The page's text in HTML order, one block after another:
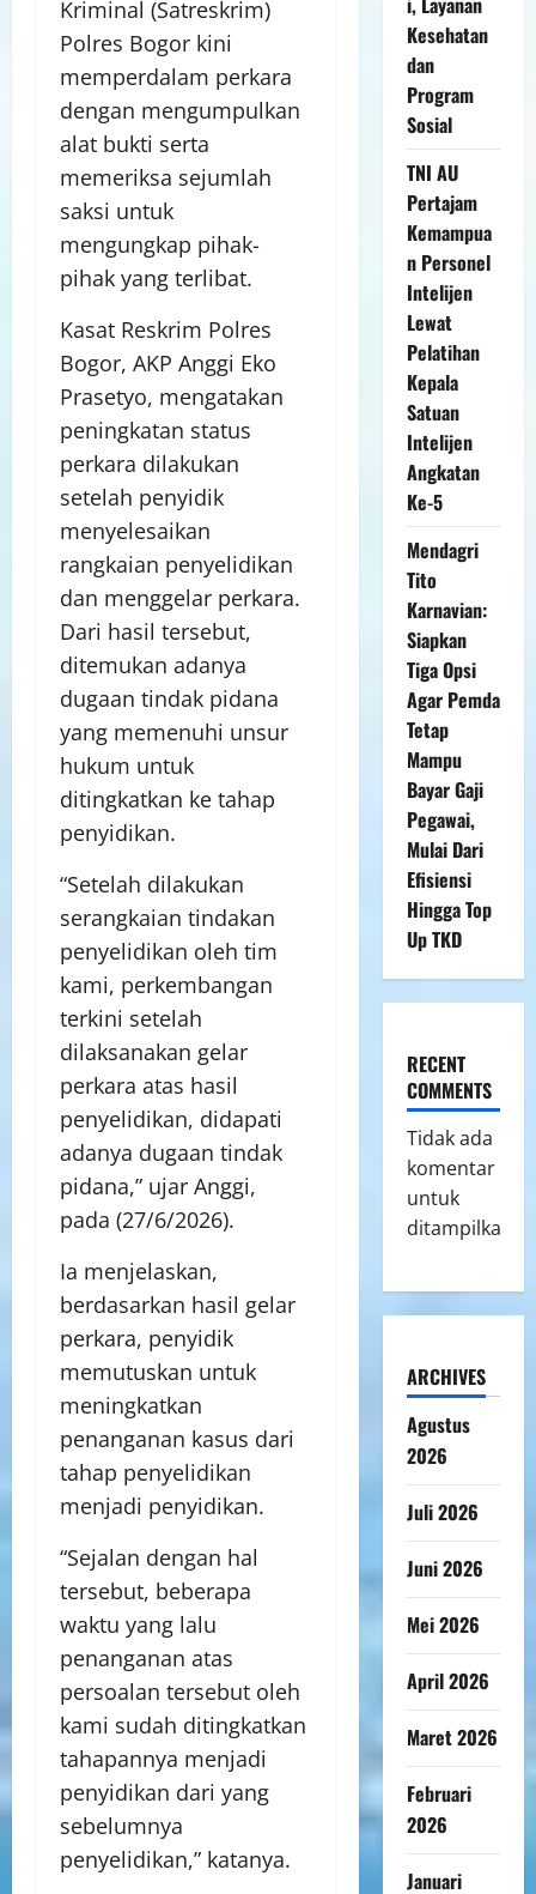
Kriminal (Satreskrim)
Polres Bogor kini
memperdalam perkara
dengan mengumpulkan
alat bukti serta
memeriksa sejumlah
saksi untuk
mengungkap pihak-
pihak yang terlibat.
Kasat Reskrim Polres
Bogor, AKP Anggi Eko
Prasetyo, mengatakan
peningkatan status
perkara dilakukan
setelah penyidik
menyelesaikan
rangkaian penyelidikan
dan menggelar perkara.
Dari hasil tersebut,
ditemukan adanya
dugaan tindak pidana
yang memenuhi unsur
hukum untuk
ditingkatkan ke tahap
penyidikan.
“Setelah dilakukan
serangkaian tindakan
penyelidikan oleh tim
kami, perkembangan
terkini setelah
dilaksanakan gelar
perkara atas hasil
penyelidikan, didapati
adanya dugaan tindak
pidana,” ujar Anggi,
pada (27/6/2026).
Ia menjelaskan,
berdasarkan hasil gelar
perkara, penyidik
memutuskan untuk
meningkatkan
penanganan kasus dari
tahap penyelidikan
menjadi penyidikan.
“Sejalan dengan hal
tersebut, beberapa
waktu yang lalu
penanganan atas
persoalan tersebut oleh
kami sudah ditingkatkan
tahapannya menjadi
penyidikan dari yang
sebelumnya
penyelidikan,” katanya.
Kesehatan
dan
Program
Sosial
TNI AU
Pertajam
Kemampua
n Personel
Intelijen
Lewat
Pelatihan
Kepala
Satuan
Intelijen
Angkatan
Ke-5
Mendagri
Tito
Karnavian:
Siapkan
Tiga Opsi
Agar Pemda
Tetap
Mampu
Bayar Gaji
Pegawai,
Mulai Dari
Efisiensi
Hingga Top
Up TKD
RECENT
COMMENTS
Tidak ada
komentar
untuk
ditampilkan.
ARCHIVES
Agustus
2026
Juli 2026
Juni 2026
Mei 2026
April 2026
Maret 2026
Februari
2026
Januari